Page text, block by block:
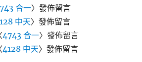
合一〉發佈留言
中天〉發佈留言
4743 合一〉發佈留言
4128 中天〉發佈留言